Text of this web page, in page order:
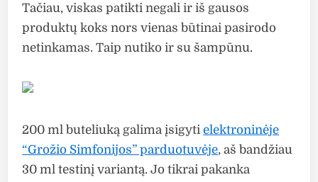
Tačiau, viskas patikti negali ir iš gausos
produktų koks nors vienas būtinai pasirodo
netinkamas. Taip nutiko ir su šampūnu.
200 ml buteliuką galima įsigytielektroninėje
“Grožio Simfonijos” parduotuvėje, aš bandžiau
30 ml testinį variantą. Jo tikrai pakanka